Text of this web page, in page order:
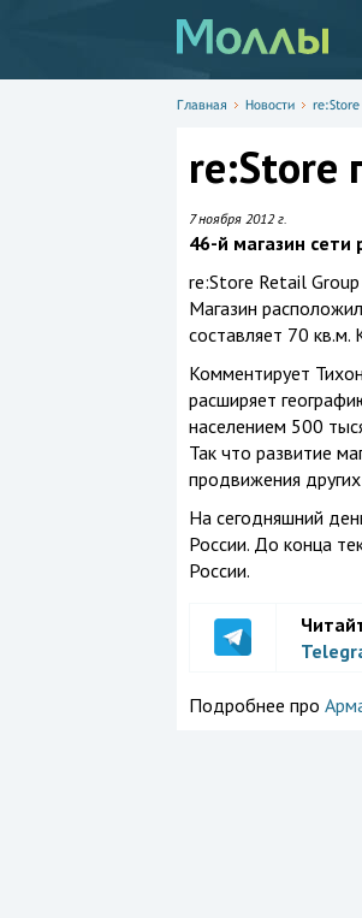
Главная Новости re:Store
re:Store
7 ноября 2012 г.
46-й магазин
re:Store Retail Group
Магазин
составляет 70 кв.м.
Комментирует
расширяет
населением 500
Так что развитие
продвижения
На сегодняшний
России. До конца
России.
Подробнее про